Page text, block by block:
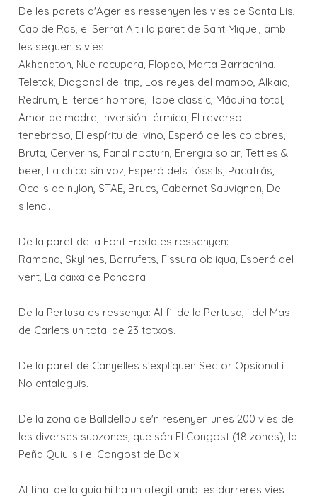
De les parets d'Ager es ressenyen les vies de Santa Lis,
Cap de Ras, el Serrat Alt i la paret de Sant Miquel, amb
les següents vies:
Akhenaton, Nue recupera, Floppo, Marta Barrachina,
Teletak, Diagonal del trip, Los reyes del mambo, Alkaid,
Redrum, El tercer hombre, Tope classic, Máquina total,
Amor de madre, Inversión térmica, El reverso
tenebroso, El espíritu del vino, Esperó de les colobres,
Bruta, Cerverins, Fanal nocturn, Energia solar, Tetties &
beer, La chica sin voz, Esperó dels fóssils, Pacatrás,
Ocells de nylon, STAE, Brucs, Cabernet Sauvignon, Del
silenci.
De la paret de la Font Freda es ressenyen:
Ramona, Skylines, Barrufets, Fissura obliqua, Esperó del
vent, La caixa de Pandora
De la Pertusa es ressenya: Al fil de la Pertusa, i del Mas
de Carlets un total de 23 totxos.
De la paret de Canyelles s'expliquen Sector Opsional i
No entaleguis.
De la zona de Balldellou se'n resenyen unes 200 vies de
les diverses subzones, que són El Congost (18 zones), la
Peña Quiulis i el Congost de Baix.
Al final de la guia hi ha un afegit amb les darreres vies